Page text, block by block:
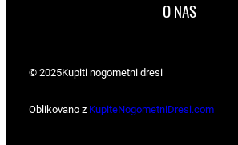
O NAS
© 2025Kupiti nogometni dresi
Oblikovano z KupiteNogometniDresi.com